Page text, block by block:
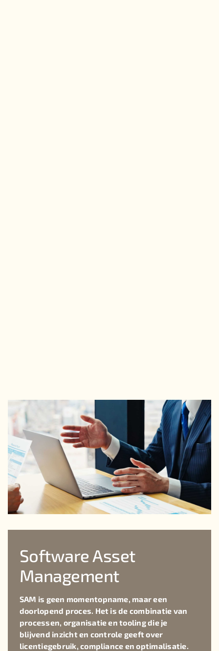
Software Asset
Management
SAM is geen momentopname, maar een
doorlopend proces. Het is de combinatie van
processen, organisatie en tooling die je
blijvend inzicht en controle geeft over
licentiegebruik, compliance en optimalisatie.